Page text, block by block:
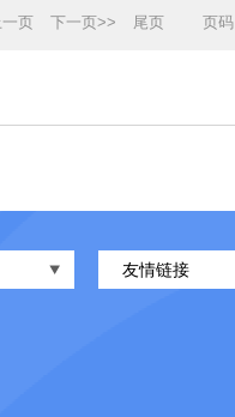
页 下一页>> 尾页 页码
友情链接